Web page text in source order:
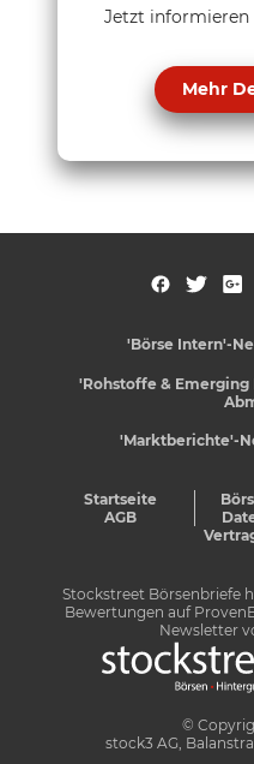
Jetzt informieren
Mehr
'Börse Intern'-
'Rohstoffe &
'Marktberichte'-
Startseite
AGB
Stockstreet Börsenbriefe
Bewertungen auf
Newsletter
©
stock3 AG,